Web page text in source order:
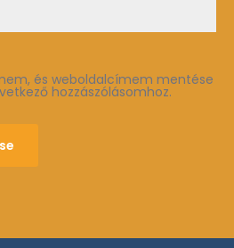
és weboldalcímem mentése
hozzászólásomhoz.